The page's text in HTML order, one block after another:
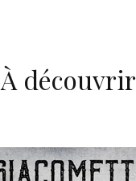
À découvrir